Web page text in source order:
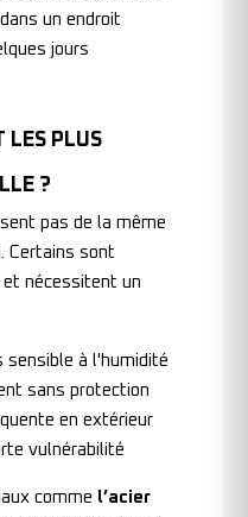
un endroit
jours
LES PLUS
?
pas de la même
Certains sont
nécessitent un
sensible à l'humidité
sans protection
en extérieur
vulnérabilité
comme l’acier